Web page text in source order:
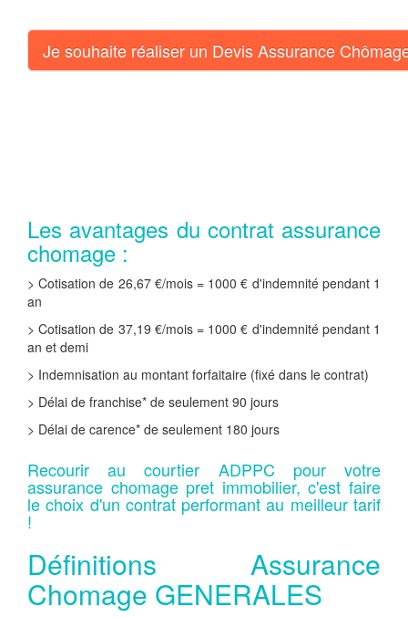
Je souhaite réaliser un Devis Assurance
Les avantages du contrat assurance
chomage :
> Cotisation de 26,67 €/mois = 1000 € d'indemnité pendant 1
an
> Cotisation de 37,19 €/mois = 1000 € d'indemnité pendant 1
an et demi
> Indemnisation au montant forfaitaire (fixé dans le contrat)
> Délai de franchise* de seulement 90 jours
> Délai de carence* de seulement 180 jours
Recourir au courtier ADPPC pour votre
assurance chomage pret immobilier, c'est faire
le choix d'un contrat performant au meilleur tarif
!
Définitions Assurance
Chomage GENERALES